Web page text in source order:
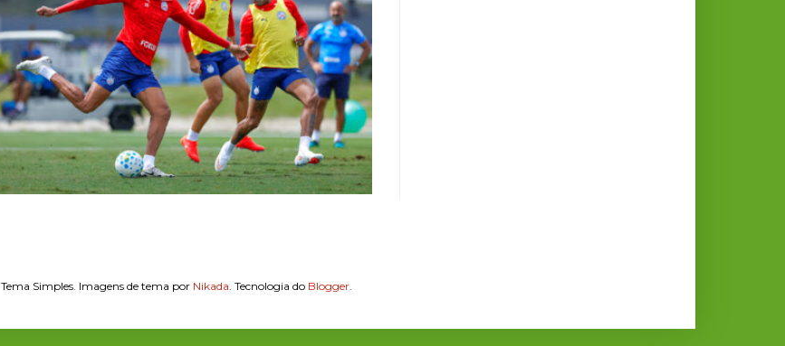
Tema Simples. Imagens de tema por Nikada. Tecnologia do Blogger.